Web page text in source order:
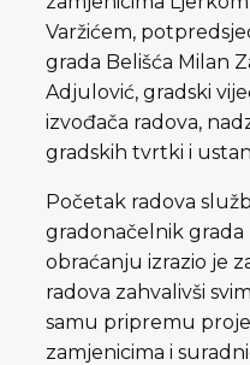
Varžićem,
grada Belišća Milan
Adjulović, gradski
izvođača radova,
gradskih tvrtki i
Početak radova
gradonačelnik grada
obraćanju izrazio je
radova zahvalivši
samu pripremu
zamjenicima i